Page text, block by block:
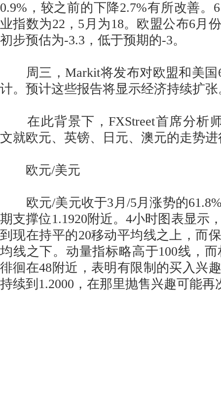
0.9%，较之前的下降2.7%有所改善。
业指数为22，5月为18。欧盟公布6月
初步预估为-3.3，低于预期的-3。
周三，Markit将发布对欧盟和美国
计。预计这些报告将显示经济持续扩张
在此背景下，FXStreet首席分析师
文就欧元、英镑、日元、澳元的走势
欧元/美元
欧元/美元收于3月/5月涨势的
期支撑位1.1920附近。4小时图表显示
到现在持平的20移动平均线之上，而
均线之下。动量指标略高于100线，
徘徊在48附近，表明有限制的买入兴
持续到1.2000，在那里抛售兴趣可能再